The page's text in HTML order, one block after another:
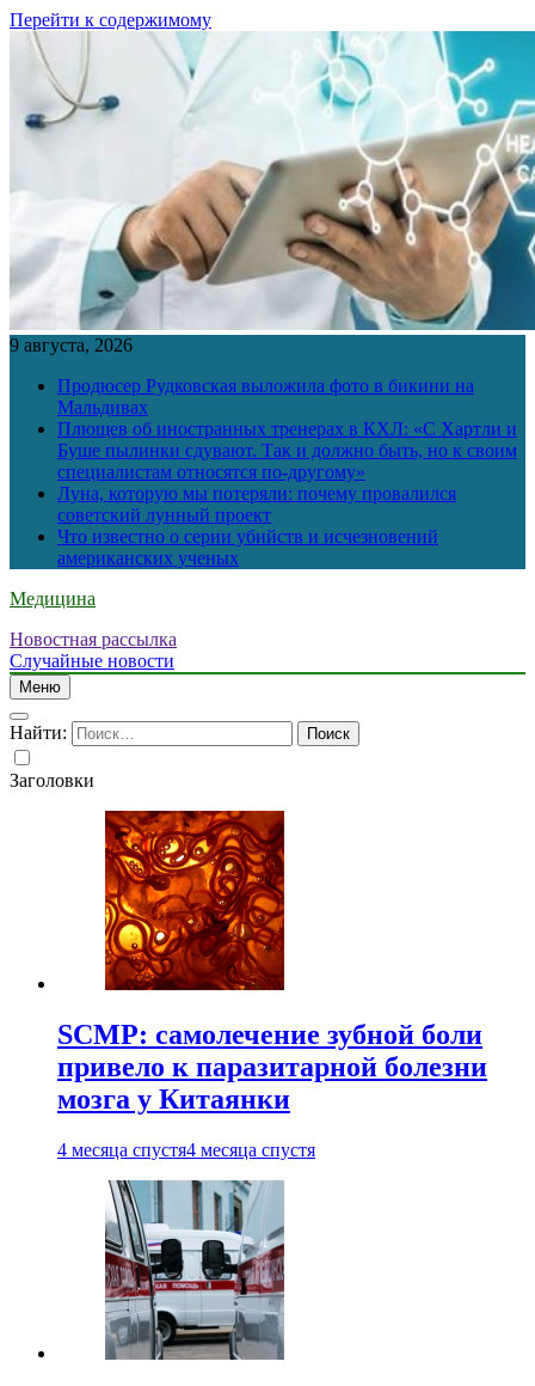
Перейти к содержимому
9 августа, 2026
Продюсер Рудковская выложила фото в бикини на
Мальдивах
Плющев об иностранных тренерах в КХЛ: «С Хартли и
Буше пылинки сдувают. Так и должно быть, но к своим
специалистам относятся по-другому»
Луна, которую мы потеряли: почему провалился
советский лунный проект
Что известно о серии убийств и исчезновений
американских ученых
Медицина
Новостная рассылка
Случайные новости
Меню
Найти:
Заголовки
SCMP: самолечение зубной боли
привело к паразитарной болезни
мозга у Китаянки
4 месяца спустя4 месяца спустя